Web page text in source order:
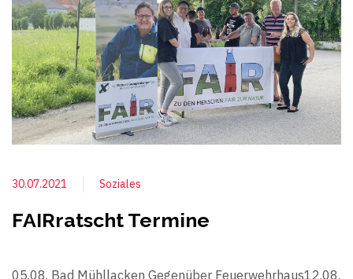
30.07.2021 Soziales
FAIRratscht Termine
05.08. Bad Mühllacken Gegenüber Feuerwehrhaus12.08.